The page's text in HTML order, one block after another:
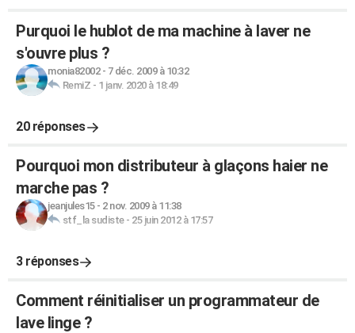
Purquoi le hublot de ma machine à laver ne
s'ouvre plus ?
monia82002- 7 déc. 2009 à 10:32
RemiZ - 1 janv. 2020 à 18:49
20 réponses
Pourquoi mon distributeur à glaçons haier ne
marche pas ?
jeanjules15- 2 nov. 2009 à 11:38
stf_la sudiste- 25 juin 2012 à 17:57
3 réponses
Comment réinitialiser un programmateur de
lave linge ?